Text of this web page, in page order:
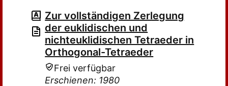
Zur vollständigen Zerlegung
der euklidischen und
nichteuklidischen Tetraeder in
Orthogonal-Tetraeder
Frei verfügbar
Erschienen: 1980